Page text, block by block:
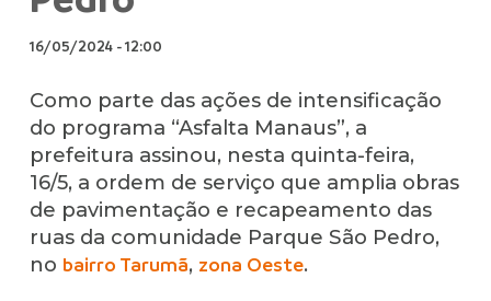
16/05/2024-12:00
Como parte das ações de intensificação
do programa “Asfalta Manaus”, a
prefeitura assinou, nesta quinta-feira,
16/5, a ordem de serviço que amplia obras
de pavimentação e recapeamento das
ruas da comunidade Parque São Pedro,
no bairro Tarumã, zona Oeste.